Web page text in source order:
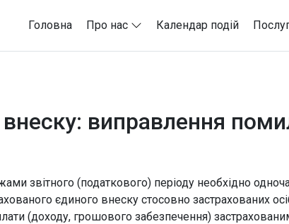
Головна Про нас Календар подій
виправлення
звітного (податкового) періоду необхідно
єдиного внеску стосовно застрахованих
(доходу, грошового забезпечення)